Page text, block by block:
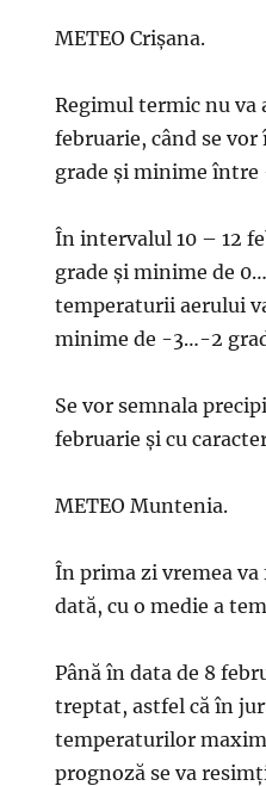
METEO Crișana.
Regimul termic nu
februarie, când se
grade și minime între
În intervalul 10 – 12
grade și minime de
temperaturii aerului
minime de -3…-2
Se vor semnala
februarie și cu
METEO Muntenia.
În prima zi vremea
dată, cu o medie a
Până în data de 8
treptat, astfel că în
temperaturilor
prognoză se va